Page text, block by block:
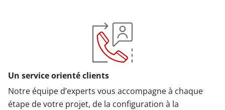
Un service orienté clients
Notre équipe d’experts vous accompagne à chaque
étape de votre projet, de la configuration à la